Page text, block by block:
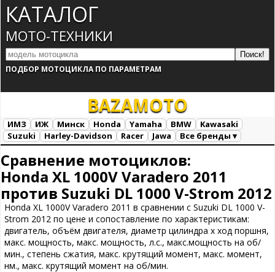
КАТАЛОГ
МОТО-ТЕХНИКИ
ПОДБОР МОТОЦИКЛА ПО ПАРАМЕТРАМ
BAZAMOTO
ИМЗ ИЖ Минск Honda Yamaha BMW
Kawasaki
Suzuki
Harley-Davidson Racer Jawa
Все бренды ▾
Сравнение мотоциклов:
Honda XL 1000V Varadero 2011
против Suzuki DL 1000 V-Strom 2012
Honda XL 1000V Varadero 2011 в сравнении с Suzuki DL 1000 V-
Strom 2012 по цене и сопоставление по характеристикам:
двигатель, объём двигателя, диаметр цилиндра х ход поршня,
макс. мощность, макс. мощность, л.с., макс.мощность на об/
мин., степень сжатия, макс. крутящий момент, макс. момент,
нм., макс. крутящий момент на об/мин.